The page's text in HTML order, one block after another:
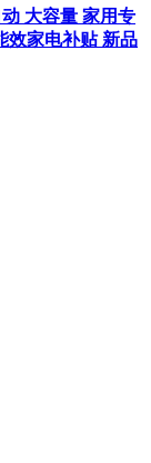
大容量 家用专
效家电补贴 新品